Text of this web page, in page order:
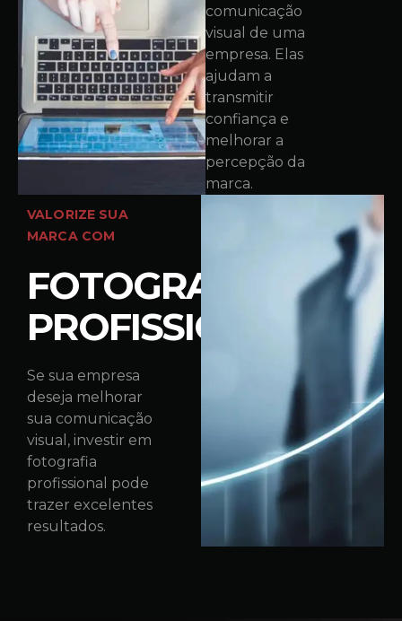
comunicação
visual de uma
empresa. Elas
ajudam a
transmitir
confiança e
melhorar a
percepção da
marca.
VALORIZE SUA
MARCA COM
FOTOGRAFIA
PROFISSIONAL
Se sua empresa
deseja melhorar
sua comunicação
visual, investir em
fotografia
profissional pode
trazer excelentes
resultados.